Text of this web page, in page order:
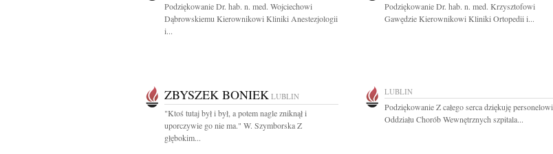
Podziękowanie Dr. hab. n. med. Wojciechowi
Dąbrowskiemu Kierownikowi Kliniki Anestezjologii
i...
Podziękowanie Dr. hab. n. med. Krzysztofowi
Gawędzie Kierownikowi Kliniki Ortopedii i...
ZBYSZEK BONIEK LUBLIN
"Ktoś tutaj był i był, a potem nagle zniknął i
uporczywie go nie ma." W. Szymborska Z
głębokim...
LUBLIN
Podziękowanie Z całego serca dziękuję personelowi
Oddziału Chorób Wewnętrznych szpitala...